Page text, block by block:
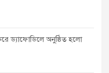
ড্যাফোডিলে অনুষ্ঠিত হলো